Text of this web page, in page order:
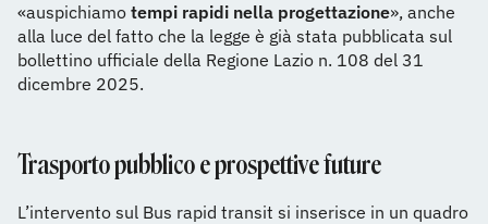
«auspichiamo tempi rapidi nella progettazione», anche
alla luce del fatto che la legge è già stata pubblicata sul
bollettino ufficiale della Regione Lazio n. 108 del 31
dicembre 2025.
Trasporto pubblico e prospettive future
L’intervento sul Bus rapid transit si inserisce in un quadro